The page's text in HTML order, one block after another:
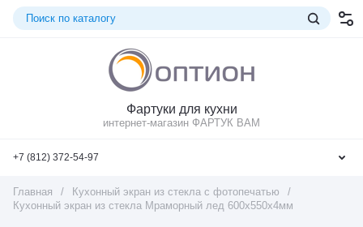
Фартуки для кухни
интернет-магазин ФАРТУК ВАМ
+7 (812) 372-54-97
Главная / Кухонный экран из стекла с фотопечатью
/
Кухонный экран из стекла Мраморный лед 600х550х4мм